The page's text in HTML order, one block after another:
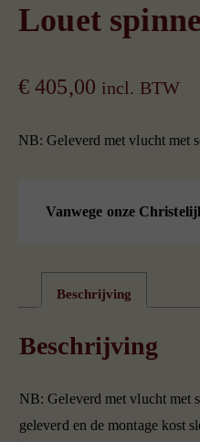
Louet
€ 405,00 incl. BTW
NB: Geleverd met vlucht met
Vanwege onze
Beschrijving
Beschrijving
NB: Geleverd met vlucht met
geleverd en de montage kost